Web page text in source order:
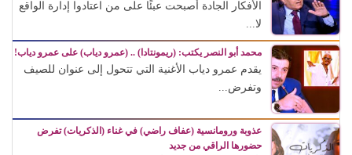
الأفكار الجادة أصبحت عبئًا على من اعتادوا إدارة الواقع
لا...
محمد أبو النصر يكتب: (ريمونتادا) .. (عمرو دياب) على عمرو دياب!
يقدم عمرو دياب الأغنية التي تتحول إلى عنوان للصيف
وتفرض...
عذوبة ورومانسية (عفاف راضي) في غناء (الذكريات) تفرض
حضورها الراقي من جديد